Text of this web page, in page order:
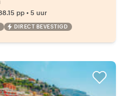
pp • 5 uur
DIRECT BEVESTIGD